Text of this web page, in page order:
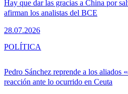
Hay que dar las gracias a China por
afirman los analistas del BCE
28.07.2026
Pedro Sánchez reprende a los aliados
reacción ante lo ocurrido en Ceuta
POLÍTICA